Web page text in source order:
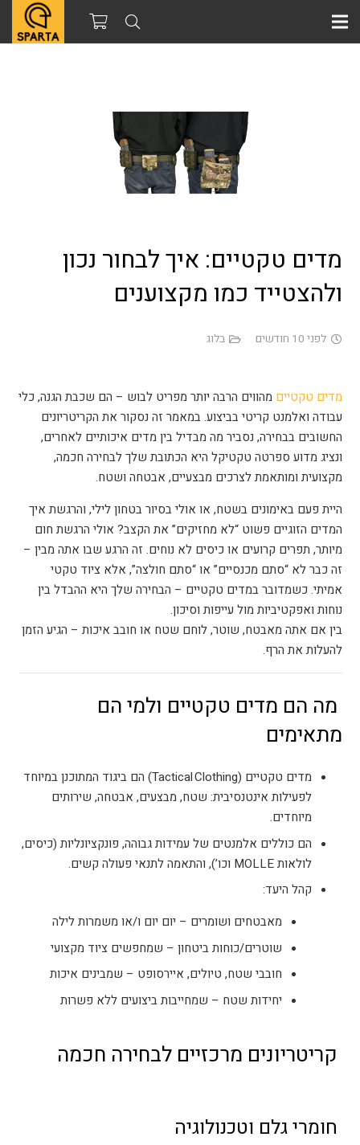
מדים טקטיים: איך לבחור נכון
ולהצטייד כמו מקצוענים
לפני 10 חודשים בלוג
מדים טקטיים מהווים הרבה יותר מפריט לבוש – הם שכבת הגנה, כלי
עבודה ואלמנט קריטי בביצוע. במאמר זה נסקור את הקריטריונים
החשובים בבחירה, נסביר מה מבדיל בין מדים איכותיים לאחרים,
ונציג מדוע ספרטה טקטיקל היא הכתובת שלך לבחירה חכמה,
מקצועית ומותאמת לצרכים מבצעיים, אבטחה ושטח.
היית פעם באימונים בשטח, או אולי בסיור בטחון לילי, והרגשת איך
המדים הזוגיים פשוט “לא מחזיקים” את הקצב? אולי הרגשת חום
מיותר, תפרים קרועים או כיסים לא נוחים. זה הרגע שבו אתה מבין –
זה כבר לא “סתם מכנסיים” או “סתם חולצה”, אלא ציוד טקטי
אמיתי. כשמדובר במדים טקטיים – הבחירה שלך היא ההבדל בין
נוחות ואפקטיביות מול עייפות וסיכון.
בין אם אתה מאבטח, שוטר, לוחם שטח או חובב איכות – הגיע הזמן
להעלות את הרף.
מה הם מדים טקטיים ולמי הם
מתאימים
מדים טקטיים (Tactical Clothing) הם ביגוד המתוכנן במיוחד
לפעילות אינטנסיבית: שטח, מבצעים, אבטחה, שירותים
מיוחדים.
הם כוללים אלמנטים של עמידות גבוהה, פונקציונליות (כיסים,
לולאות MOLLE וכו’), והתאמה לתנאי פעולה קשים.
קהל היעד:
מאבטחים ושומרים – יום יום ו/או משמרות לילה
שוטרים/כוחות ביטחון – שמחפשים ציוד מקצועי
חובבי שטח, טיולים, איירסופט – שמבינים איכות
יחידות שטח – שמחייבות ביצועים ללא פשרות
קריטריונים מרכזיים לבחירה חכמה
חומרי גלם וטכנולוגיה